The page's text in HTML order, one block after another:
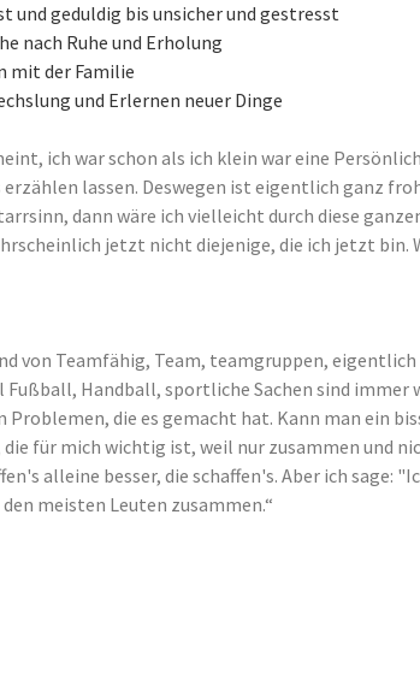
und geduldig bis unsicher und gestresst
nach Ruhe und Erholung
mit der Familie
und Erlernen neuer Dinge
ich war schon als ich klein war eine
erzählen lassen. Deswegen ist eigentlich ganz
dann wäre ich vielleicht durch diese
jetzt nicht diejenige, die ich jetzt bin.
von Teamfähig, Team, teamgruppen,
Handball, sportliche Sachen sind immer
Problemen, die es gemacht hat. Kann man ein
für mich wichtig ist, weil nur zusammen und
alleine besser, die schaffen's. Aber ich
meisten Leuten zusammen.“